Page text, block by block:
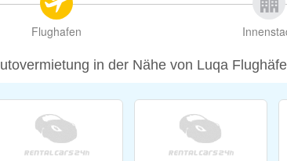
Flughafen
in der Nähe von Luqa